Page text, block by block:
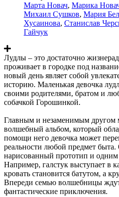
Марта Новач, Марика
Михаил Сушков, Мария
Хусаинова, Станислав
Гайчук
Лудлы – это достаточно
проживает в городке под
новый день являет собой
историю. Маленькая девочка
своими родителями, братом и
собачкой Горошинкой.
Главным и незаменимым другом
волшебный альбом, который
помощи него девочка может
реальности любой предмет
нарисованный прототип и одним
Например, галстук выступает в
кровать становится батутом, а
Впереди семью волшебницы
фантастические приключения.